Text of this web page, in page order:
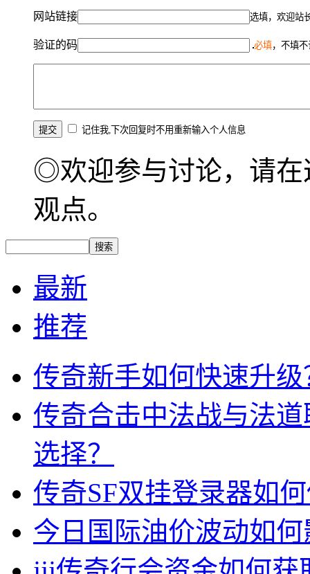
网站链接 选填，欢迎站
验证的码 必填，不填
记住我,下次回复时不用重新输入个人信息
◎欢迎参与讨论，请在
观点。
最新
推荐
传奇新手如何快速升
传奇合击中法战与法
选择？
传奇SF双挂登录器如
今日国际油价波动如